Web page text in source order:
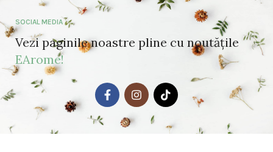
SOCIAL MEDIA
Vezi paginile noastre pline cu noutățile
EArome!